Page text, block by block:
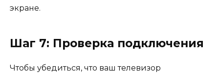
экране.
Шаг 7: Проверка подключения
Чтобы убедиться, что ваш телевизор